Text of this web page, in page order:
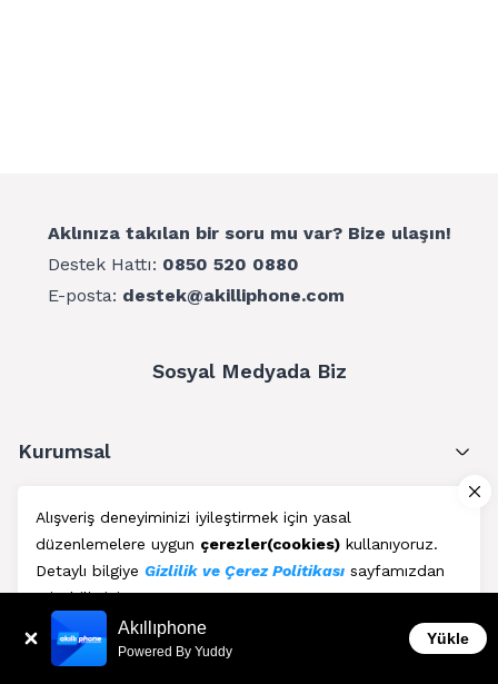
Alışveriş deneyiminizi iyileştirmek için yasal
düzenlemelere uygun çerezler(cookies) kullanıyoruz.
Detaylı bilgiye Gizlilik ve Çerez Politikası sayfamızdan
erişebilirsiniz.
Kabul Et
Aklınıza takılan bir soru mu var? Bize ulaşın!
Destek Hattı: 0850 520 0880
E-posta: destek@akilliphone.com
Sosyal Medyada Biz
Kurumsal
Müşteri Hizmetleri
Üyelik
Blog Akıllıphone
Powered By Yuddy
Yükle